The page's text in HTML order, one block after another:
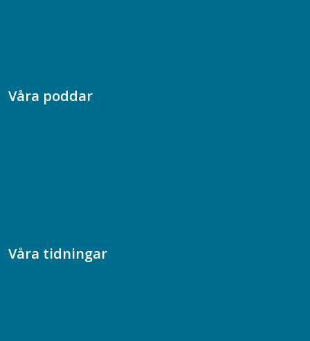
Våra poddar
Våra tidningar